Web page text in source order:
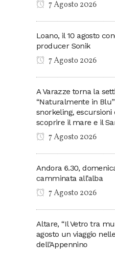
7 Agosto 2026
Loano, il 10 agosto
producer Sonik
7 Agosto 2026
A Varazze torna la
“Naturalmente in
snorkeling, escursioni
scoprire il mare e il
7 Agosto 2026
Andora 6.30,
camminata all’alba
7 Agosto 2026
Altare, “Il Vetro tra
agosto un viaggio
dell’Appennino